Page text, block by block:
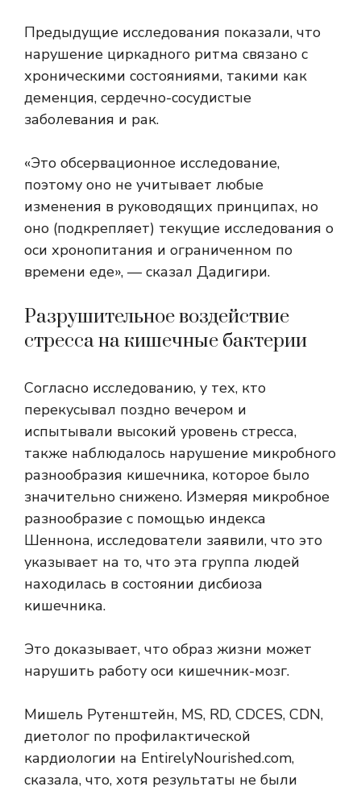
Предыдущие исследования показали, что
нарушение циркадного ритма связано с
хроническими состояниями, такими как
деменция, сердечно-сосудистые
заболевания и рак.
«Это обсервационное исследование,
поэтому оно не учитывает любые
изменения в руководящих принципах, но
оно (подкрепляет) текущие исследования о
оси хронопитания и ограниченном по
времени еде», — сказал Дадигири.
Разрушительное воздействие
стресса на кишечные бактерии
Согласно исследованию, у тех, кто
перекусывал поздно вечером и
испытывали высокий уровень стресса,
также наблюдалось нарушение микробного
разнообразия кишечника, которое было
значительно снижено. Измеряя микробное
разнообразие с помощью индекса
Шеннона, исследователи заявили, что это
указывает на то, что эта группа людей
находилась в состоянии дисбиоза
кишечника.
Это доказывает, что образ жизни может
нарушить работу оси кишечник-мозг.
Мишель Рутенштейн, MS, RD, CDCES, CDN,
диетолог по профилактической
кардиологии на EntirelyNourished.com,
сказала, что, хотя результаты не были